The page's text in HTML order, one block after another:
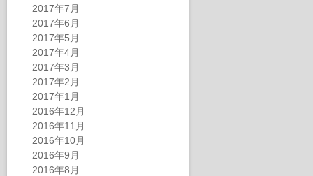
2017年7月
2017年6月
2017年5月
2017年4月
2017年3月
2017年2月
2017年1月
2016年12月
2016年11月
2016年10月
2016年9月
2016年8月